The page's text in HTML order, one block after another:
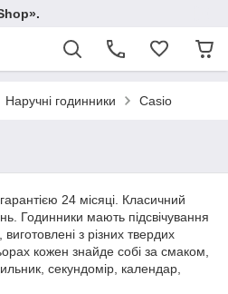
Наручні годинники Casio
24 місяці. Класичний
Годинники мають підсвічування
виготовлені з різних твердих
кожен знайде собі за смаком,
секундомір, календар,